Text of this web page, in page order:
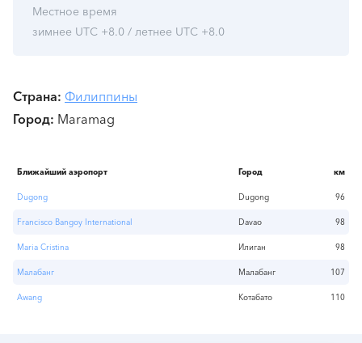
Местное время
зимнее UTC +8.0 / летнее UTC +8.0
Страна Филиппины
Город Maramag
Ближайший аэропорт Город км
Dugong Dugong 96
Francisco Bangoy International Davao 98
Maria Cristina Илиган 98
Малабанг Малабанг 107
Awang Котабато 110